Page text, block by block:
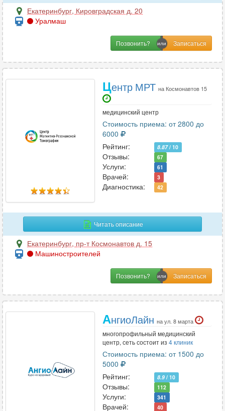
Эндоскопия
Эпилептология
Екатеринбург, Кировградская д. 20
Уралмаш
Позвонить?
Центр МРТ на Космонавтов 15
медицинский центр
Стоимость приема: от 2800 до
6000
Рейтинг:
8.87/ 10
Отзывы: 67
Услуги: 61
Врачей: 3
Диагностика: 42
Читать описание
Екатеринбург, пр-т Космонавтов д. 15
Машиностроителей
Позвонить?
АнгиоЛайн на ул. 8 марта
многопрофильный медицинский
центр, сеть состоит из 4 клиник
Стоимость приема: от 1500 до
5000
Рейтинг:
8.9 / 10
Отзывы: 112
Услуги: 341
Врачей: 40